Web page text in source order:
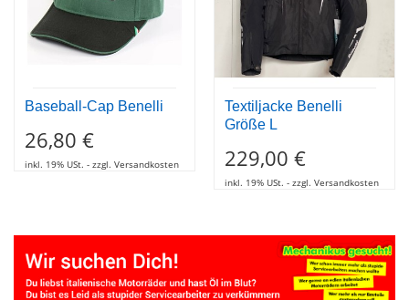
inkl. 19% USt. - zzgl. Versandkosten 229,00 €
inkl. 19% USt. - zzgl. Versandkosten